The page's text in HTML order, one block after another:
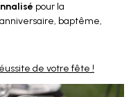
pour la
baptême,
de votre fête !